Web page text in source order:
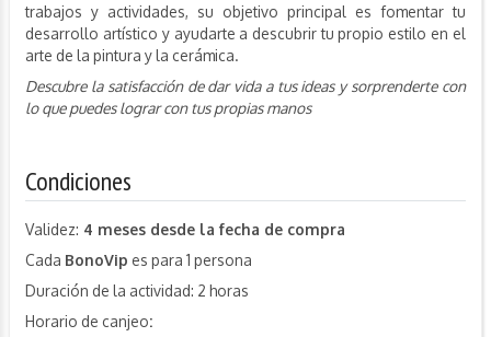
trabajos y actividades, su objetivo principal es fomentar tu
desarrollo artístico y ayudarte a descubrir tu propio estilo en el
arte de la pintura y la cerámica.
Descubre la satisfacción de dar vida a tus ideas y sorprenderte con
lo que puedes lograr con tus propias manos
Condiciones
Validez: 4 meses desde la fecha de compra
Cada BonoVip es para 1 persona
Duración de la actividad: 2 horas
Horario de canjeo: